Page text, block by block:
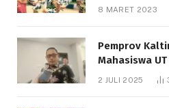
8 MARET 2023
Pemprov
Mahasiswa UT
Bantuan
2 JULI 2025